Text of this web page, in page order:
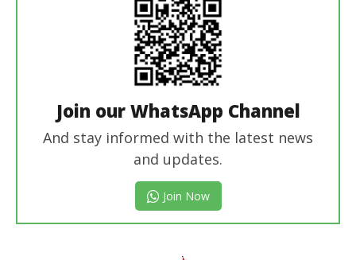
Join our WhatsApp Channel
And stay informed with the latest news
and updates.
Join Now